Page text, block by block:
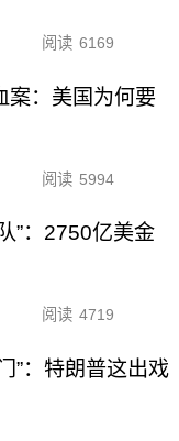
阅读 6169
案：美国为何要
阅读 5994
”：2750亿美金
阅读 4719
”：特朗普这出戏